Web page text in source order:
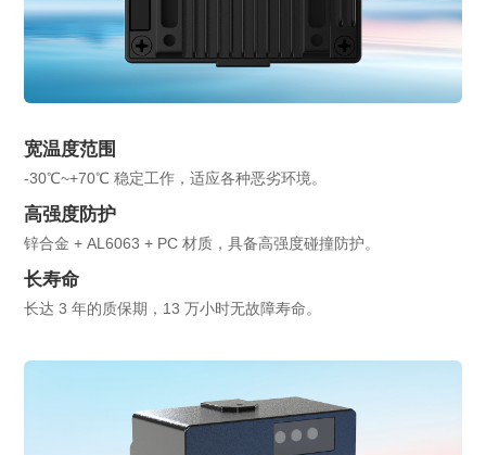
宽温度范围
-30℃~+70℃ 稳定工作，适应各种恶劣环境。
高强度防护
锌合金 + AL6063 + PC 材质，具备高强度碰撞防护。
长寿命
长达 3 年的质保期，13 万小时无故障寿命。